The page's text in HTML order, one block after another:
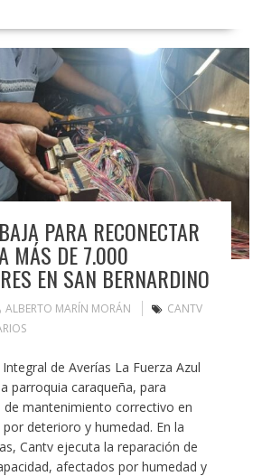
PARA RECONECTAR
MÁS DE 7.000
EN SAN BERNARDINO
ALBERTO MARÍN MORÁN
CANTV
de Averías La Fuerza Azul
parroquia caraqueña, para
mantenimiento correctivo en
deterioro y humedad. En la
Cantv ejecuta la reparación de
afectados por humedad y